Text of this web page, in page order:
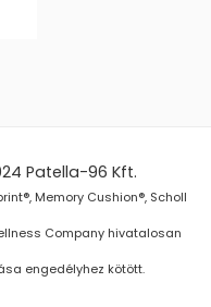
Patella-96 Kft.
Memory Cushion®, Scholl
Company hivatalosan
engedélyhez kötött.